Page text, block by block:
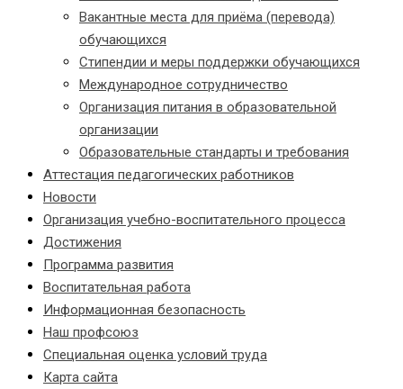
Вакантные места для приёма (перевода)
обучающихся
Стипендии и меры поддержки обучающихся
Международное сотрудничество
Организация питания в образовательной
организации
Образовательные стандарты и требования
Аттестация педагогических работников
Новости
Организация учебно-воспитательного процесса
Достижения
Программа развития
Воспитательная работа
Информационная безопасность
Наш профсоюз
Специальная оценка условий труда
Карта сайта